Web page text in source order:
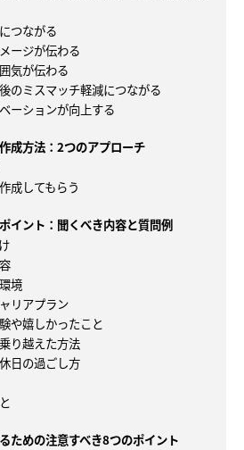
つながる
ージが伝わる
気が伝わる
のミスマッチ軽減につながる
ーションが向上する
成方法：2つのアプローチ
成してもらう
イント：聞くべき内容と質問例
境
リアプラン
や嬉しかったこと
り越えた方法
日の過ごし方
ための注意すべき8つのポイント